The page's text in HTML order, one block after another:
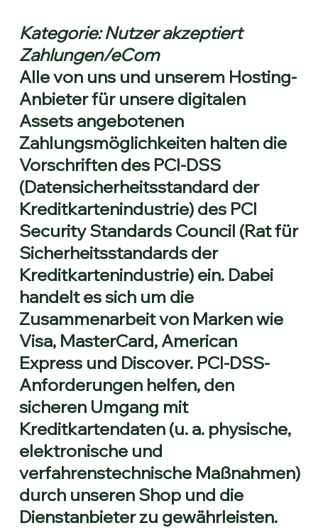
Kategorie: Nutzer akzeptiert
Zahlungen/eCom
Alle von uns und unserem Hosting-
Anbieter für unsere digitalen
Assets angebotenen
Zahlungsmöglichkeiten halten die
Vorschriften des PCI-DSS
(Datensicherheitsstandard der
Kreditkartenindustrie) des PCI
Security Standards Council (Rat für
Sicherheitsstandards der
Kreditkartenindustrie) ein. Dabei
handelt es sich um die
Zusammenarbeit von Marken wie
Visa, MasterCard, American
Express und Discover. PCI-DSS-
Anforderungen helfen, den
sicheren Umgang mit
Kreditkartendaten (u. a. physische,
elektronische und
verfahrenstechnische Maßnahmen)
durch unseren Shop und die
Dienstanbieter zu gewährleisten.